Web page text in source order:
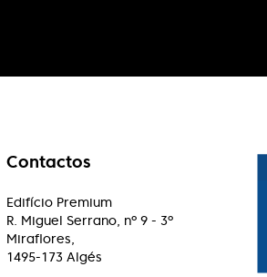
Contactos
Edifício Premium
R. Miguel Serrano, nº 9 - 3º
Miraflores,
1495-173 Algés